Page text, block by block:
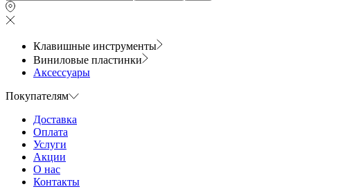
Клавишные инструменты
Виниловые пластинки
Аксессуары
Покупателям
Доставка
Оплата
Услуги
Акции
О нас
Контакты